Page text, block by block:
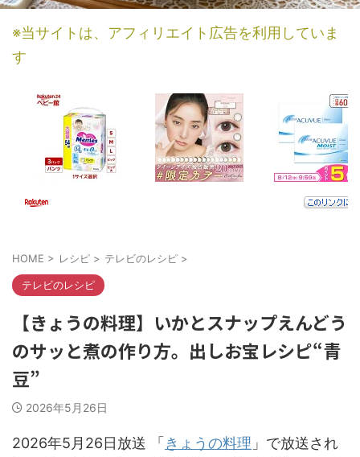
※当サイトは、アフィリエイト広告を利用していま
す
HOME > レシピ > テレビのレシピ >
テレビのレシピ
【きょうの料理】いかとスナップえんどう
のサッと煮の作り方。出しお宝レシピ“青
豆”
2026年5月26日
2026年5月26日放送 「 きょうの料理 」で放送され